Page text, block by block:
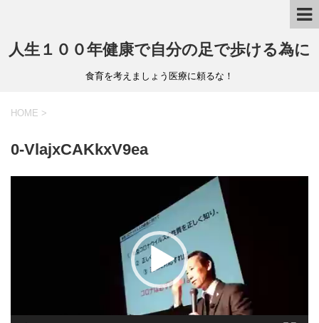
人生１００年健康で自分の足で歩ける為に
食育を考えましょう医療に頼るな！
HOME >
0-VlajxCAKkxV9ea